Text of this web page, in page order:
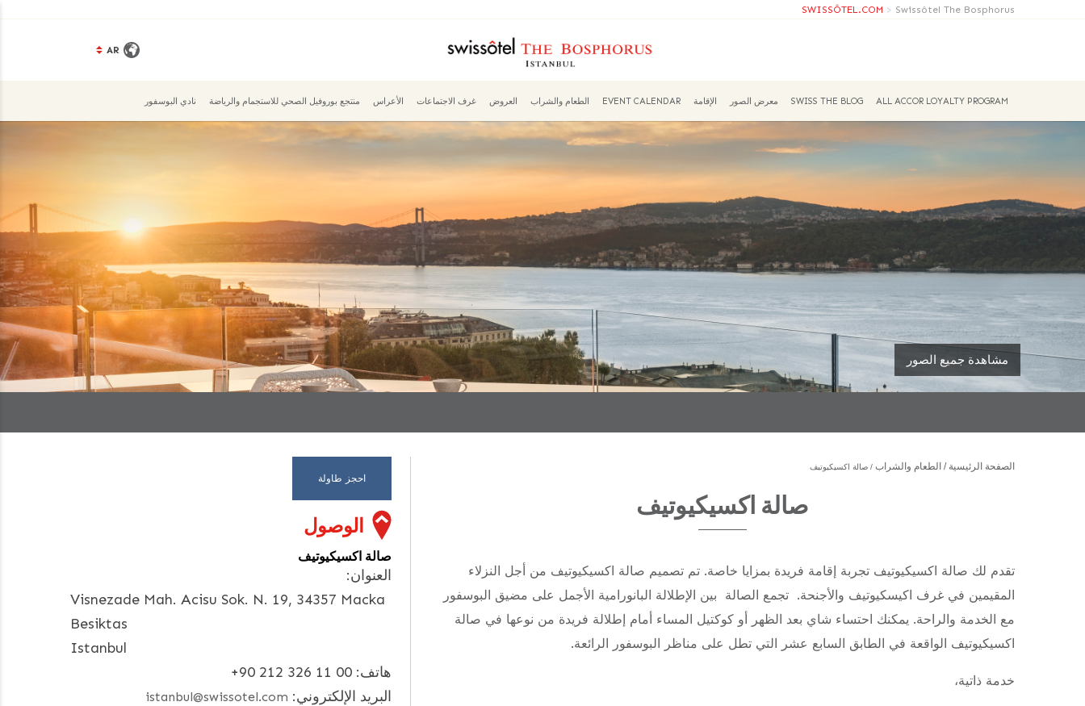
SWISSÔTEL.COM > Swissôtel The Bosphorus
AR
ALL ACCOR LOYALTY PROGRAM
SWISS THE BLOG معرض الصور الإقامة EVENT CALENDAR الطعام والشراب العروض غرف الاجتماعات الأعراس منتجع بوروفيل الصحي للاستجمام والرياضة نادي البوسفور
مشاهدة جميع الصور
الصفحة الرئيسية الطعام والشراب صالة اكسيكيوتيف
صالة اكسيكيوتيف
تقدم لك صالة اكسيكيوتيف تجربة إقامة فريدة بمزايا خاصة. تم تصميم صالة اكسيكيوتيف من أجل النزلاء
المقيمين في غرف اكيسكيوتيف والأجنحة. تجمع الصالة بين الإطلالة البانورامية الأجمل على مضيق البوسفور
مع الخدمة والراحة. يمكنك احتساء شاي بعد الظهر أو كوكتيل المساء أمام إطلالة فريدة من نوعها في صالة
اكسيكيوتيف الواقعة في الطابق السابع عشر التي تطل على مناظر البوسفور الرائعة.
خدمة ذاتية،
احجز طاولة
الوصول
صالة اكسيكيوتيف
العنوان:
Visnezade Mah. Acisu Sok. N. 19, 34357 Macka
Besiktas
Istanbul
هاتف: +90 212 326 11 00
البريد الإلكتروني: istanbul@swissotel.com